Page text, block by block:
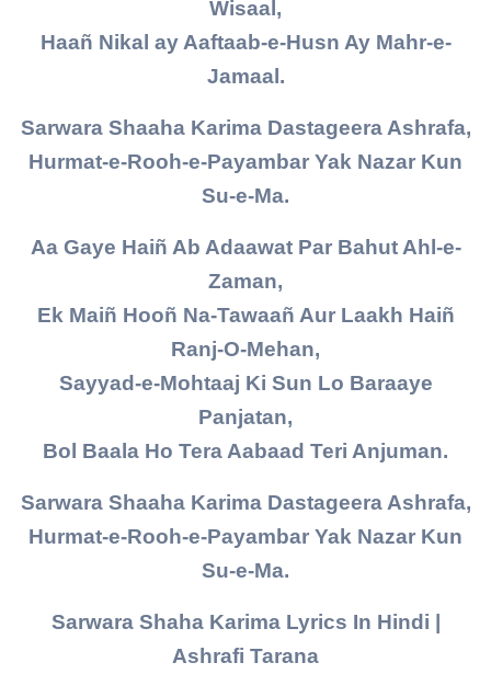
Wisaal,
Haañ Nikal ay Aaftaab-e-Husn Ay Mahr-e-
Jamaal.
Sarwara Shaaha Karima Dastageera Ashrafa,
Hurmat-e-Rooh-e-Payambar Yak Nazar Kun
Su-e-Ma.
Aa Gaye Haiñ Ab Adaawat Par Bahut Ahl-e-
Zaman,
Ek Maiñ Hooñ Na-Tawaañ Aur Laakh Haiñ
Ranj-O-Mehan,
Sayyad-e-Mohtaaj Ki Sun Lo Baraaye
Panjatan,
Bol Baala Ho Tera Aabaad Teri Anjuman.
Sarwara Shaaha Karima Dastageera Ashrafa,
Hurmat-e-Rooh-e-Payambar Yak Nazar Kun
Su-e-Ma.
Sarwara Shaha Karima Lyrics In Hindi |
Ashrafi Tarana